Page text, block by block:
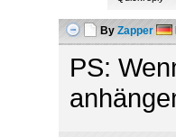
By Zapper
PS: